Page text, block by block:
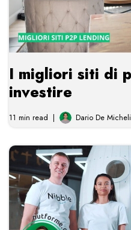
I migliori siti di
investire
11 min read Dario De Micheli